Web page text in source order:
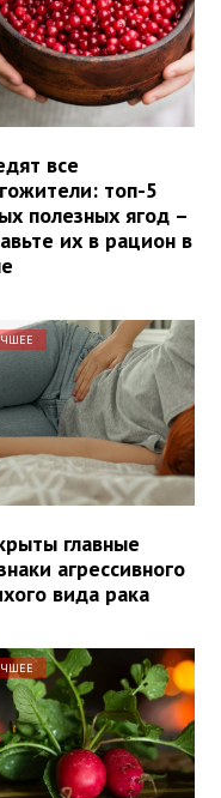
все
топ-5
полезных ягод –
их в рацион в
главные
агрессивного
вида рака